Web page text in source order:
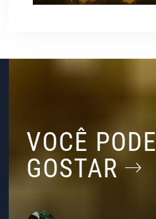
VOCÊ PODE
GOSTAR